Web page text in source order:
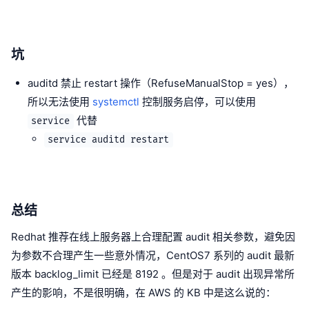
坑
auditd 禁止 restart 操作（RefuseManualStop = yes），
所以无法使用 systemctl 控制服务启停，可以使用
service 代替
service auditd restart
总结
Redhat 推荐在线上服务器上合理配置 audit 相关参数，避免因
为参数不合理产生一些意外情况，CentOS7 系列的 audit 最新
版本 backlog_limit 已经是 8192 。但是对于 audit 出现异常所
产生的影响，不是很明确，在 AWS 的 KB 中是这么说的：